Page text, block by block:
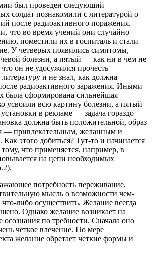
был проведен следующий
солдат познакомили с литературой о
после радиоактивного поражения.
что во время учений они случайно
поместили их в госпиталь и стали
У четверых появились симптомы,
болезни, а пятый — как ни в чем не
он не удосужился прочесть
и не знал, как должна
радиоактивного заражения. Иными
была сформирована сильнейшая
усвоили всю картину болезни, а пятый
в рекламе — задача гораздо
должна быть положительной, образ
— привлекательным, желанным и
этого добиться? Тут-то и начинается
что применяется, например, в
на цепи необходимых
потребность переживание,
мысль о возможности чем-
либо осуществить. Желание всегда
Однако желание возникает на
осознания по требности. Сначала оно
четкое влечение. По мере
желание обретает четкие формы и